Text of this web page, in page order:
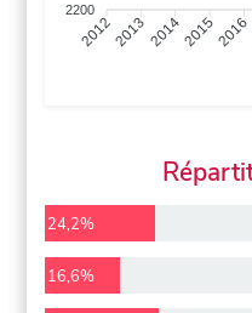
2200
20122013201420152016
24,2%
16,6%